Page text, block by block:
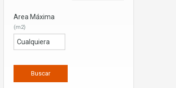
Area Máxima
(m2)